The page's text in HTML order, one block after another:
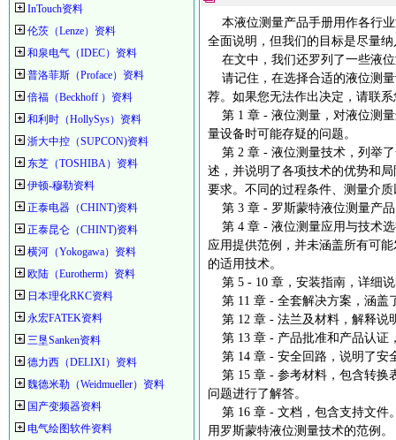
InTouch资料
伦茨（Lenze）资料
和泉电气（IDEC）资料
普洛菲斯（Proface）资料
倍福（Beckhoff ）资料
和利时（HollySys）资料
浙大中控（SUPCON)资料
东芝（TOSHIBA）资料
伊顿-穆勒资料
正泰电器（CHINT)资料
正泰昆仑（CHINT)资料
横河（Yokogawa）资料
欧陆（Eurotherm）资料
日本理化RKC资料
永宏FATEK资料
三垦Sanken资料
德力西（DELIXI）资料
魏德米勒（Weidmueller）资料
国产变频器资料
电气绘图软件资料
本液位测量产品手册用作各行业
全面说明，但我们的目标是尽量
在文中，我们还罗列了一些液
请记住，在选择合适的液位测量
荐。如果您无法作出决定，请联
第 1 章 - 液位测量，对液位测量
量设备时可能存疑的问题。
第 2 章 - 液位测量技术，列举了
述，并说明了各项技术的优势和
要求。不同的过程条件、测量介
第 3 章 - 罗斯蒙特液位测量产
第 4 章 - 液位测量应用与技术选
应用提供范例，并未涵盖所有可
的适用技术。
第 5 - 10 章，安装指南，详细
第 11 章 - 全套解决方案，涵盖
第 12 章 - 法兰及材料，解释说
第 13 章 - 产品批准和产品认证
第 14 章 - 安全回路，说明了安
第 15 章 - 参考材料，包含转换
问题进行了解答。
第 16 章 - 文档，包含支持文件
用罗斯蒙特液位测量技术的范例。